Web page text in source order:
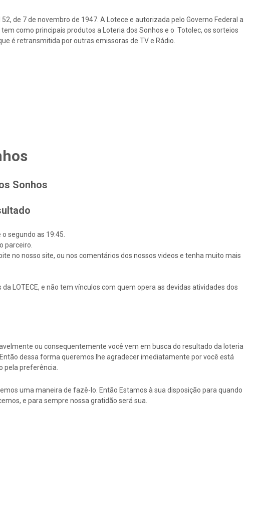
de 7 de novembro de 1947. A Lotece e autorizada pelo Governo Federal a
como principais produtos a Loteria dos Sonhos e o Totolec, os sorteios
é retransmitida por outras emissoras de TV e Rádio.
Sonhos
segundo as 19:45.
parceiro.
no nosso site, ou nos comentários dos nossos videos e tenha muito mais
LOTECE, e não tem vínculos com quem opera as devidas atividades dos
ou consequentemente você vem em busca do resultado da loteria
dessa forma queremos lhe agradecer imediatamente por você está
pela preferência.
uma maneira de fazê-lo. Então Estamos à sua disposição para quando
e para sempre nossa gratidão será sua.